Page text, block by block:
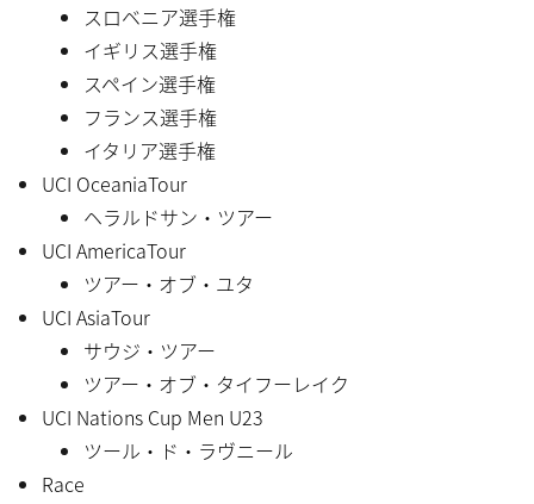
スロベニア選手権
イギリス選手権
スペイン選手権
フランス選手権
イタリア選手権
UCI OceaniaTour
ヘラルドサン・ツアー
UCI AmericaTour
ツアー・オブ・ユタ
UCI AsiaTour
サウジ・ツアー
ツアー・オブ・タイフーレイク
UCI Nations Cup Men U23
ツール・ド・ラヴニール
Race